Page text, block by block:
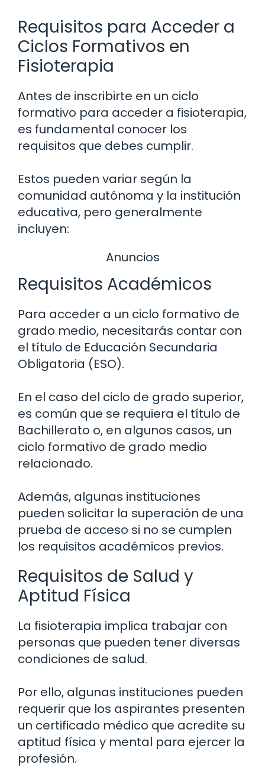
Requisitos para Acceder a
Ciclos Formativos en
Fisioterapia
Antes de inscribirte en un ciclo
formativo para acceder a fisioterapia,
es fundamental conocer los
requisitos que debes cumplir.
Estos pueden variar según la
comunidad autónoma y la institución
educativa, pero generalmente
incluyen:
Anuncios
Requisitos Académicos
Para acceder a un ciclo formativo de
grado medio, necesitarás contar con
el título de Educación Secundaria
Obligatoria (ESO).
En el caso del ciclo de grado superior,
es común que se requiera el título de
Bachillerato o, en algunos casos, un
ciclo formativo de grado medio
relacionado.
Además, algunas instituciones
pueden solicitar la superación de una
prueba de acceso si no se cumplen
los requisitos académicos previos.
Requisitos de Salud y
Aptitud Física
La fisioterapia implica trabajar con
personas que pueden tener diversas
condiciones de salud.
Por ello, algunas instituciones pueden
requerir que los aspirantes presenten
un certificado médico que acredite su
aptitud física y mental para ejercer la
profesión.